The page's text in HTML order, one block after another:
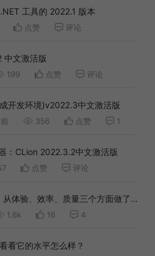
工具的 2022.1 版本
点赞 评论
中文激活版
199 点赞 评论
开发环境)v2022.3中文激活版
356 点赞 1
：CLion 2022.3.2中文激活版
点赞 评论
体验、效率、质量三个方面做了全
1.6k 16 4
看它的水平怎么样？